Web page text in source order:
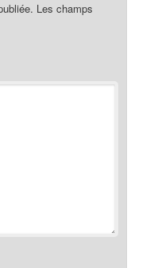
Les champs